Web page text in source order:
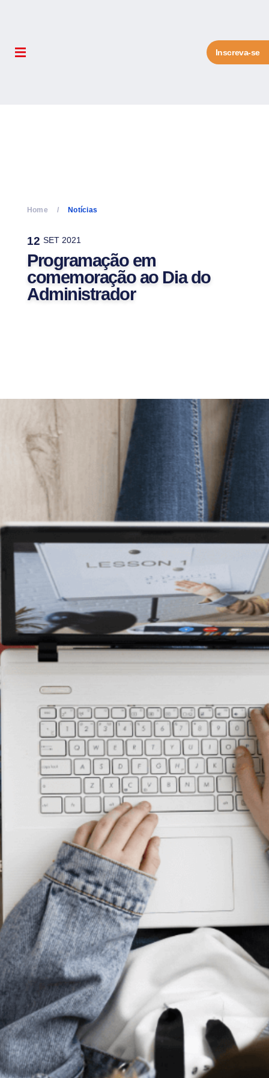
Inscreva-se
Home Notícias
12 SET 2021
Programação em
comemoração ao Dia do
Administrador